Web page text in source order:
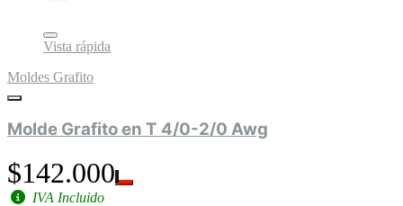
Vista rápida
Moldes Grafito
Molde Grafito en T 4/0-2/0 Awg
$142.000
IVA Incluido